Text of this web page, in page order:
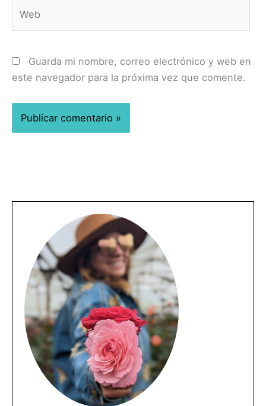
Guarda mi nombre, correo electrónico y web en
este navegador para la próxima vez que comente.